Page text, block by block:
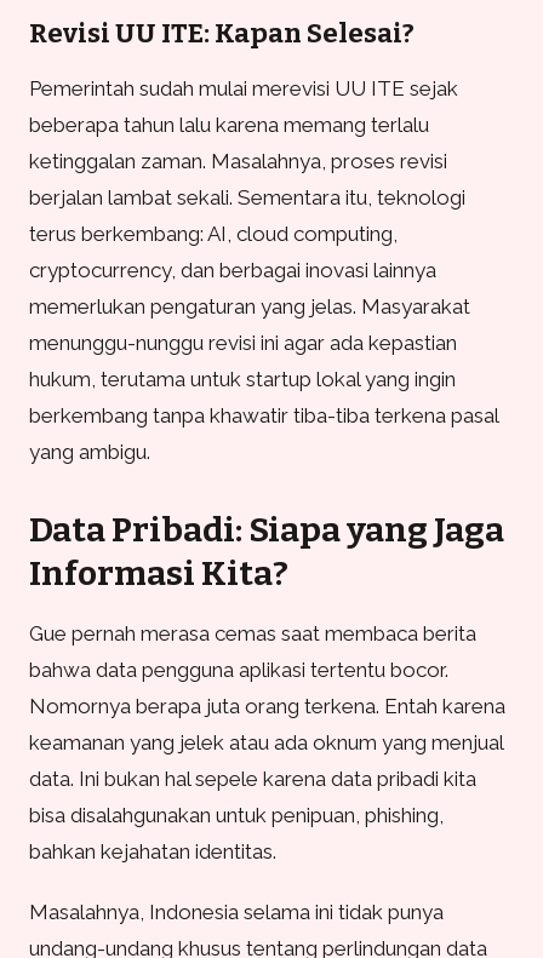
Revisi UU ITE: Kapan Selesai?
Pemerintah sudah mulai merevisi UU ITE sejak
beberapa tahun lalu karena memang terlalu
ketinggalan zaman. Masalahnya, proses revisi
berjalan lambat sekali. Sementara itu, teknologi
terus berkembang: AI, cloud computing,
cryptocurrency, dan berbagai inovasi lainnya
memerlukan pengaturan yang jelas. Masyarakat
menunggu-nunggu revisi ini agar ada kepastian
hukum, terutama untuk startup lokal yang ingin
berkembang tanpa khawatir tiba-tiba terkena pasal
yang ambigu.
Data Pribadi: Siapa yang Jaga
Informasi Kita?
Gue pernah merasa cemas saat membaca berita
bahwa data pengguna aplikasi tertentu bocor.
Nomornya berapa juta orang terkena. Entah karena
keamanan yang jelek atau ada oknum yang menjual
data. Ini bukan hal sepele karena data pribadi kita
bisa disalahgunakan untuk penipuan, phishing,
bahkan kejahatan identitas.
Masalahnya, Indonesia selama ini tidak punya
undang-undang khusus tentang perlindungan data